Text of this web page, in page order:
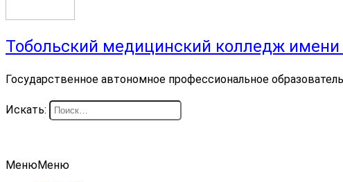
Тобольский медицинский колледж
Государственное автономное профессиональное
Искать:
МенюМеню